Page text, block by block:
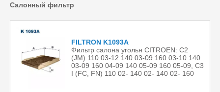
Салонный фильтр
FILTRON K1093A
Фильтр салона угольн CITROEN: C2
(JM) 110 03-12 140 03-09 160 03-10 140
03-09 160 04-09 140 05-09 160 05-09, C3
I (FC, FN) 110 02- 140 02- 140 02- 160